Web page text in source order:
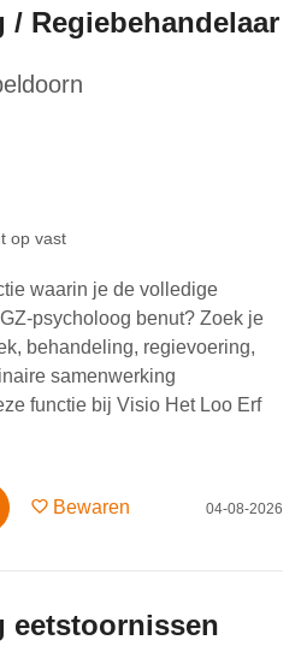
Regiebehandelaar
op vast
waarin je de volledige
psycholoog benut? Zoek je
behandeling, regievoering,
samenwerking
functie bij Visio Het Loo Erf
Bewaren 04-08-2026
eetstoornissen